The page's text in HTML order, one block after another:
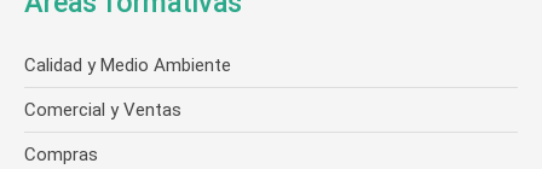
Calidad y Medio Ambiente
Comercial y Ventas
Compras